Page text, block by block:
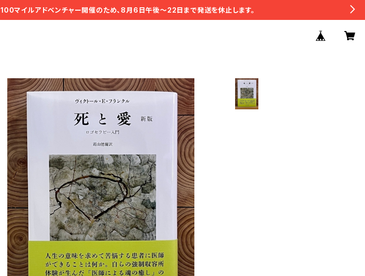
100マイルアドベンチャー開催のため、8月6日午後〜22日まで発送を休止します。